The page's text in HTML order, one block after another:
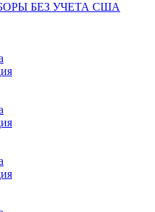
БЕЗ УЧЕТА США